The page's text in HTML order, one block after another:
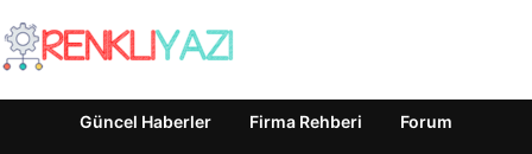
Güncel Haberler Firma Rehberi Forum